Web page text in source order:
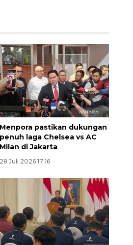
Menpora pastikan dukungan
penuh laga Chelsea vs AC
Milan di Jakarta
28 Juli 2026 17:16
Rupiah Berdaulat
Papua